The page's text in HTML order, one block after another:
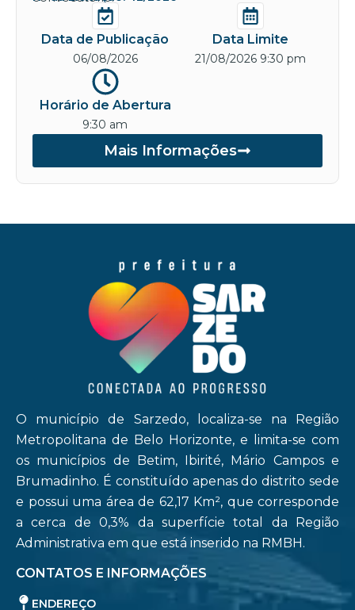
Data de Publicação
06/08/2026
Data Limite
21/08/2026 9:30 pm
Horário de Abertura
9:30 am
Mais Informações
O município de Sarzedo, localiza-se na Região
Metropolitana de Belo Horizonte, e limita-se com
os municípios de Betim, Ibirité, Mário Campos e
Brumadinho. É constituído apenas do distrito sede
e possui uma área de 62,17 Km², que corresponde
a cerca de 0,3% da superfície total da Região
Administrativa em que está inserido na RMBH.
CONTATOS E INFORMAÇÕES
ENDEREÇO